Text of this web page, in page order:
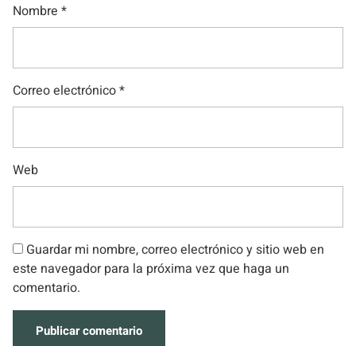
Nombre *
Correo electrónico*
Web
Guardar mi nombre, correo electrónico y sitio web en
este navegador para la próxima vez que haga un
comentario.